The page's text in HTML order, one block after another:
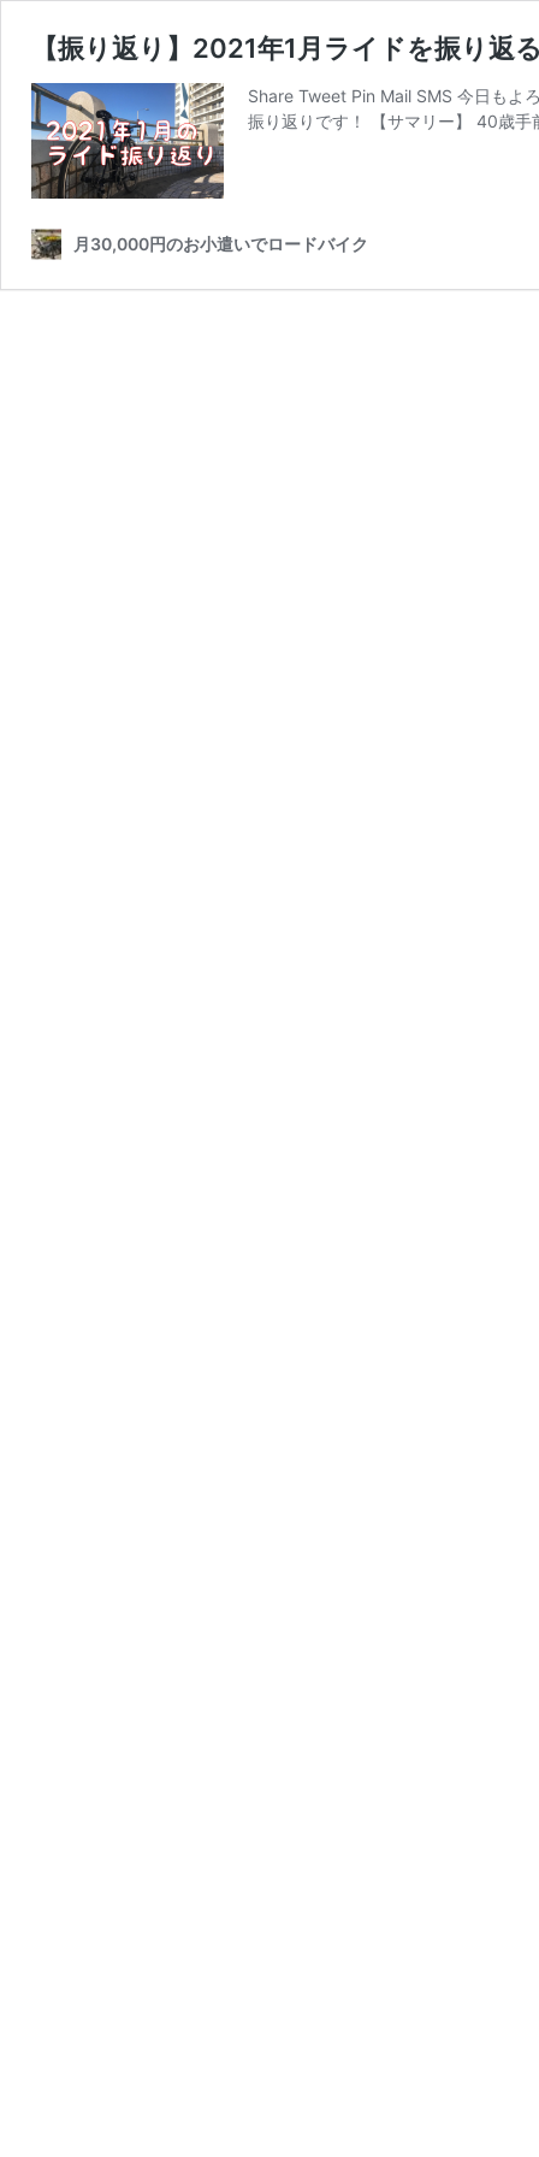
【振り返り】2021年1月ライドを振り返
Share Tweet Pin Mail SMS 今日
振り返りです！ 【サマリー】 40歳
月30,000円のお小遣いでロードバイク